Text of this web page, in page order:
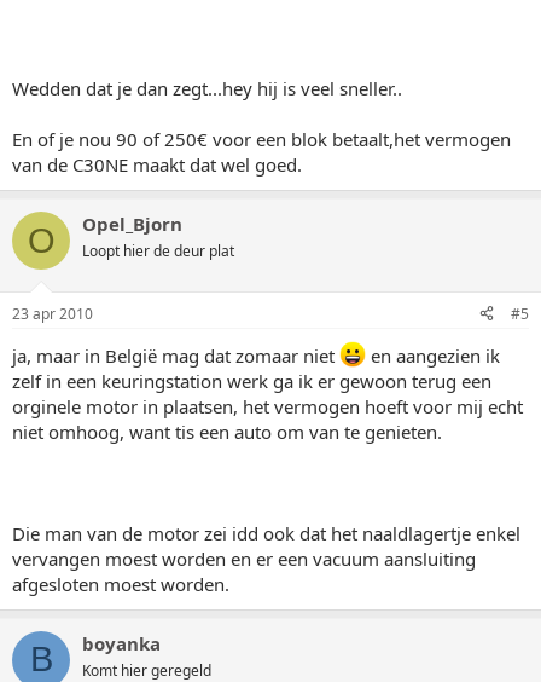
Wedden dat je dan zegt...hey hij is veel sneller..
En of je nou 90 of 250€ voor een blok betaalt,het vermogen
van de C30NE maakt dat wel goed.
O Opel_Bjorn
Loopt hier de deur plat
23 apr 2010 #5
ja, maar in België mag dat zomaar niet
en aangezien ik
zelf in een keuringstation werk ga ik er gewoon terug een
orginele motor in plaatsen, het vermogen hoeft voor mij echt
niet omhoog, want tis een auto om van te genieten.
Die man van de motor zei idd ook dat het naaldlagertje enkel
vervangen moest worden en er een vacuum aansluiting
afgesloten moest worden.
B boyanka
Komt hier geregeld